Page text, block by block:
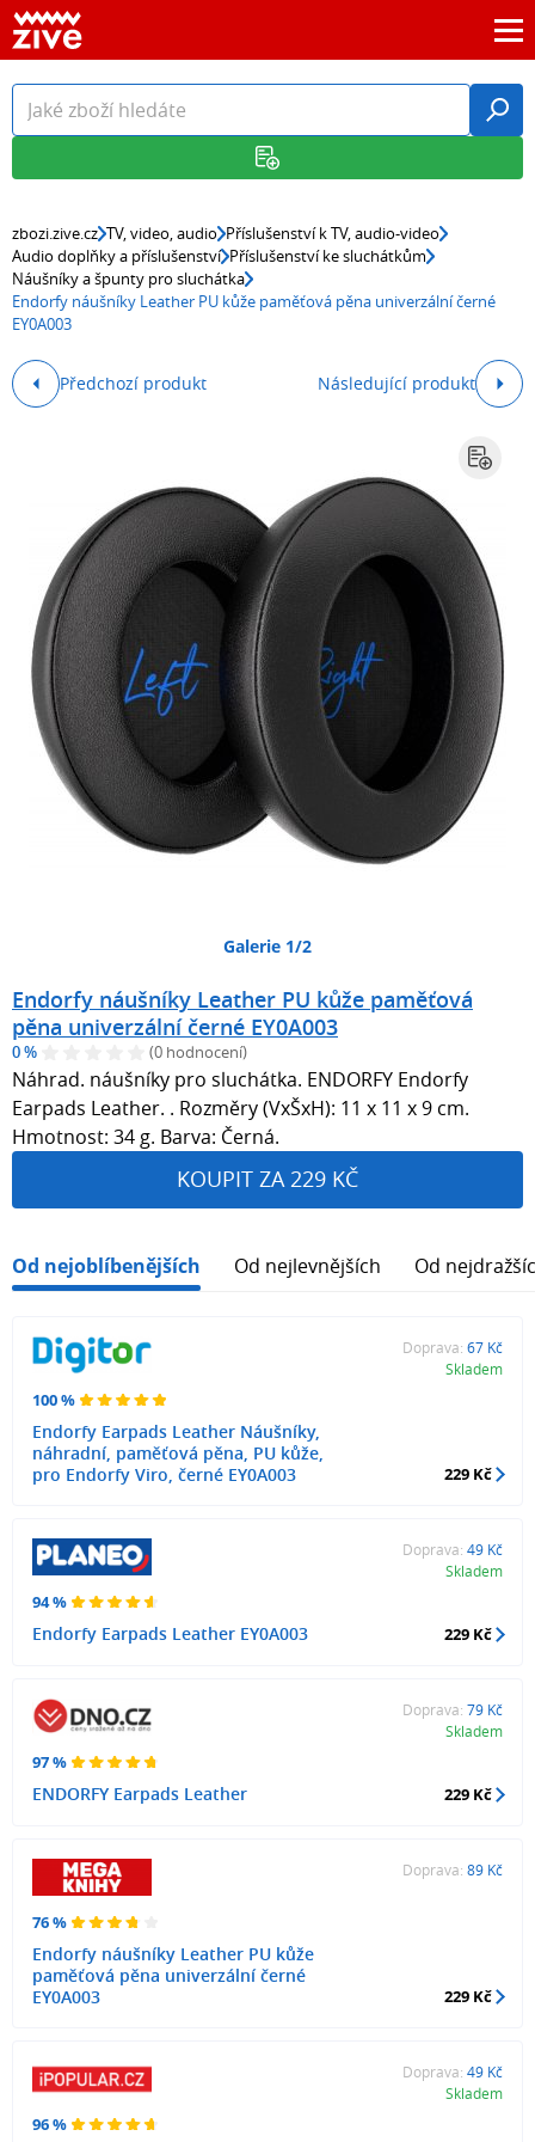
zbozi.zive.cz TV, video, audio Příslušenství k TV, audio-video
Audio doplňky a příslušenství Příslušenství ke sluchátkům
Náušníky a špunty pro sluchátka
Endorfy náušníky Leather PU kůže paměťová pěna univerzální černé
EY0A003
Předchozí produkt Následující produkt
Galerie 1/2
Endorfy náušníky Leather PU kůže paměťová
pěna univerzální černé EY0A003
0 % (0 hodnocení)
Náhrad. náušníky pro sluchátka. ENDORFY Endorfy
Earpads Leather. . Rozměry (VxŠxH): 11 x 11 x 9 cm.
Hmotnost: 34 g. Barva: Černá.
KOUPIT ZA 229 KČ
Od nejoblíbenějších Od nejlevnějších Od
100 %
Endorfy Earpads Leather Náušníky,
náhradní, paměťová pěna, PU kůže,
pro Endorfy Viro, černé EY0A003
Doprava: 67 Kč
Skladem
229 Kč
94 %
Endorfy Earpads Leather EY0A003
Doprava: 49 Kč
Skladem
229 Kč
97 %
ENDORFY Earpads Leather
Doprava: 79 Kč
Skladem
229 Kč
76 %
Endorfy náušníky Leather PU kůže
paměťová pěna univerzální černé
EY0A003
Doprava: 89 Kč
229 Kč
96 %
Doprava: 49 Kč
Skladem